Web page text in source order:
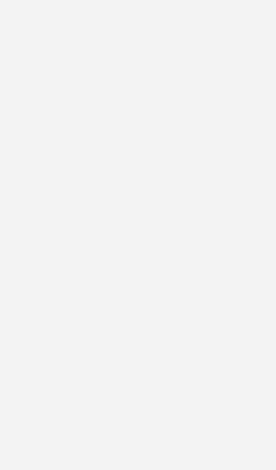
per Autokran in die
Er verursacht weder
zum Einbauort
und